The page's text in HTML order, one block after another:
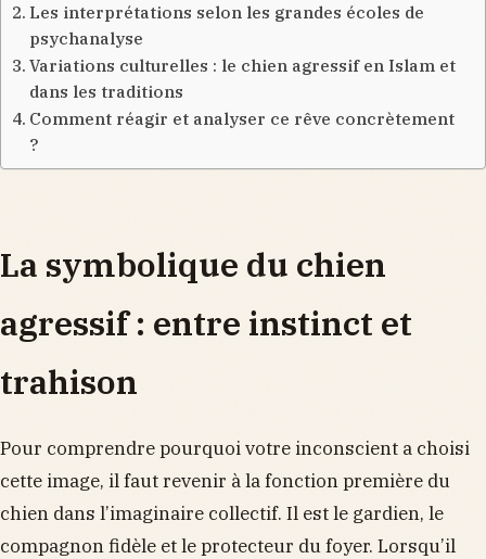
Les interprétations selon les grandes écoles de
psychanalyse
Variations culturelles : le chien agressif en Islam et
dans les traditions
Comment réagir et analyser ce rêve concrètement
?
La symbolique du chien
agressif : entre instinct et
trahison
Pour comprendre pourquoi votre inconscient a choisi
cette image, il faut revenir à la fonction première du
chien dans l’imaginaire collectif. Il est le gardien, le
compagnon fidèle et le protecteur du foyer. Lorsqu’il